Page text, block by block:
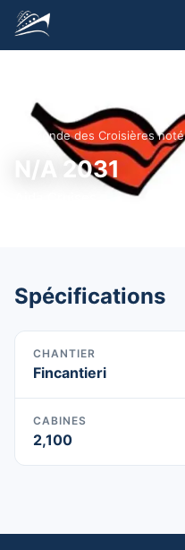
Le Monde des Croisières noté
N/A 2031
Spécifications
CHANTIER
Fincantieri
CABINES
2,100